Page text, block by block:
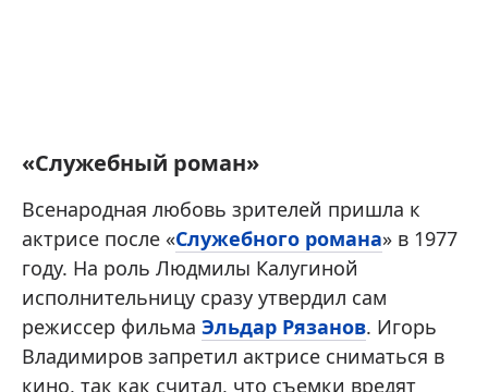
«Служебный роман»
Всенародная любовь зрителей пришла к
актрисе после «Служебного романа» в 1977
году. На роль Людмилы Калугиной
исполнительницу сразу утвердил сам
режиссер фильма Эльдар Рязанов. Игорь
Владимиров запретил актрисе сниматься в
кино, так как считал, что съемки вредят